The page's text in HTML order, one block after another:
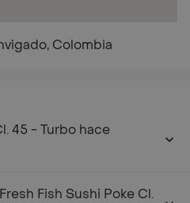
Colombia
hace
Fish Sushi Poke Cl.